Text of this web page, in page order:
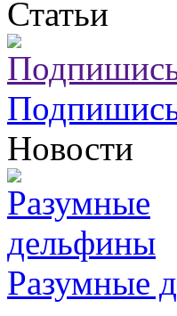
Статьи
Новости
Разумные